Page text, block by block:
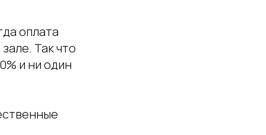
оплата
Так что
и ни один